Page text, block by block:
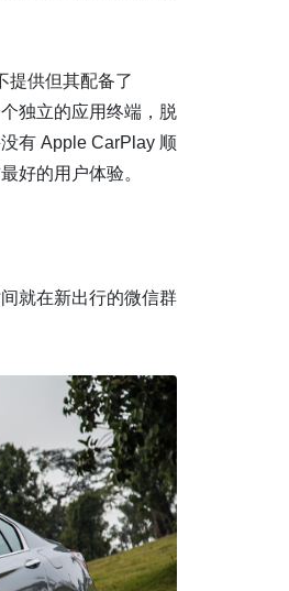
提供但其配备了
独立的应用终端，脱
有 Apple CarPlay 顺
好的用户体验。
就在新出行的微信群